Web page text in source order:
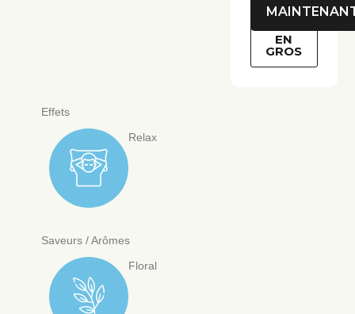
EN
GROS
Effets
Relax
Saveurs / Arômes
Floral